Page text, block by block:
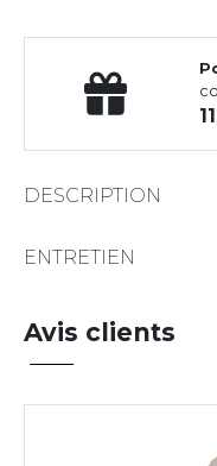
DESCRIPTION
ENTRETIEN
Avis clients